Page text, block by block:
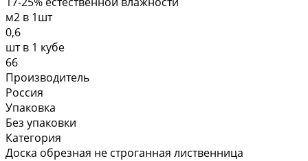
м2 в 1шт
0,6
шт в 1 кубе
66
Производитель
Россия
Упаковка
Без упаковки
Категория
Доска обрезная не строганная лиственница